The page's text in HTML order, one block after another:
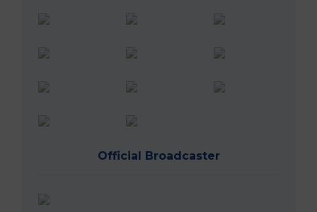
Official Broadcaster